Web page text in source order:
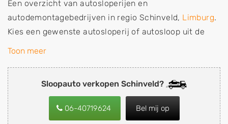
Sloopauto verkopen Schinveld?
06-40719624 Bel mij op
Een overzicht van autosloperijen en
autodemontagebedrijven in regio Schinveld, Limburg.
Kies een gewenste autosloperij of autosloop uit de
lijst die gespecialiseerd is in de verkoop van
de inkoop van sloopauto's, schadeauto's en
tweedehands auto's (ook zonder apk keuring). Wilt u
uw auto, camper, vrachtwagen, motor of brommobiel
snel en eenvoudig verkopen aan een
Toon meer